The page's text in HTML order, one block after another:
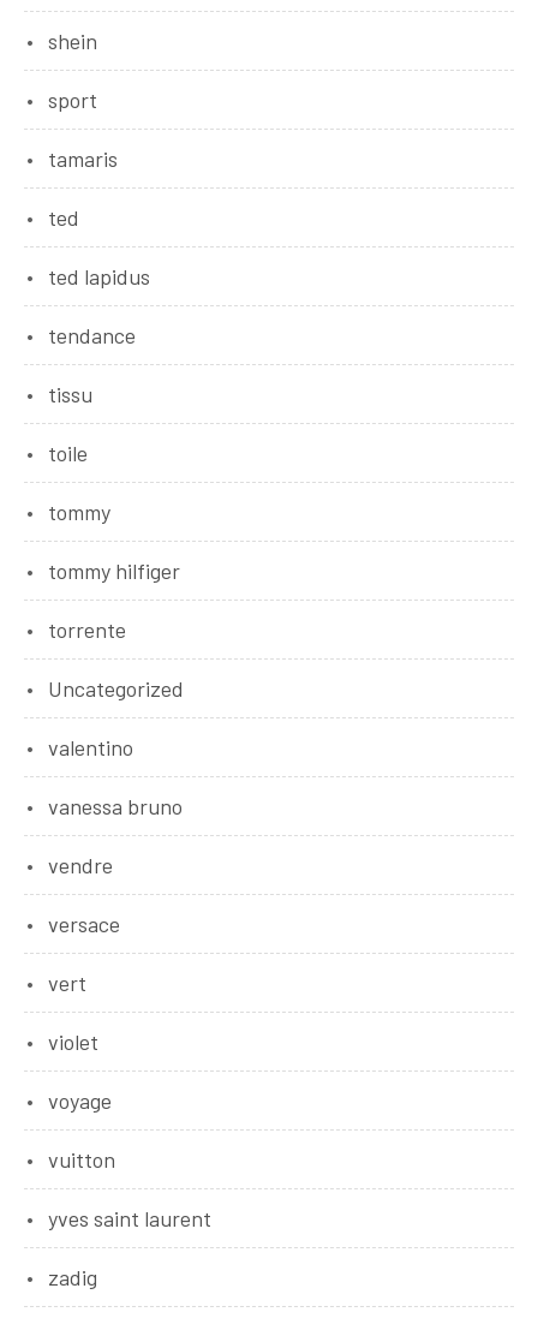
shein
sport
tamaris
ted
ted lapidus
tendance
tissu
toile
tommy
tommy hilfiger
torrente
Uncategorized
valentino
vanessa bruno
vendre
versace
vert
violet
voyage
vuitton
yves saint laurent
zadig